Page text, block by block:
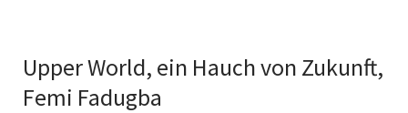
Upper World, ein Hauch von Zukunft,
Femi Fadugba